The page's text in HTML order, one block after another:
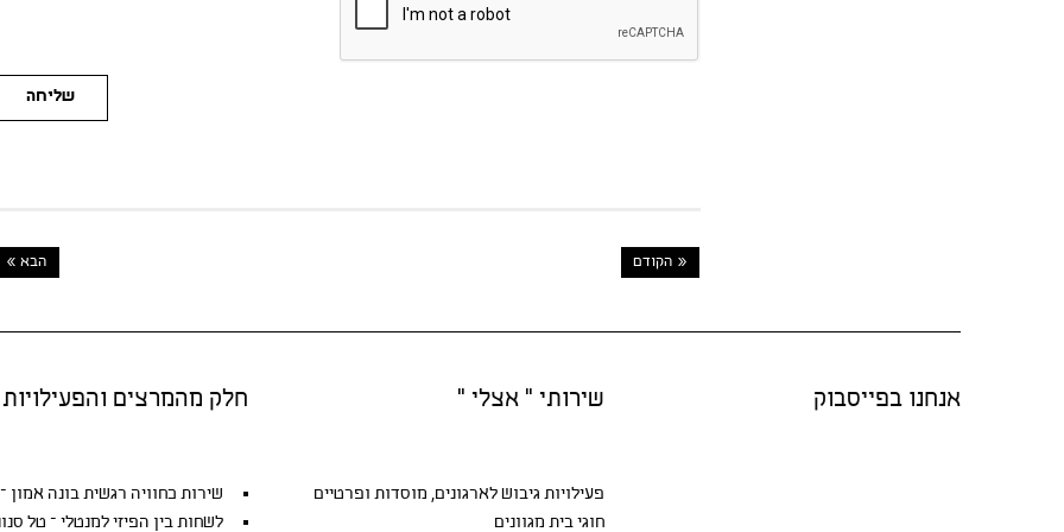
שליחה
« הקודם הבא »
אנחנו בפייסבוק שירותי " אצלי "
פעילויות גיבושלארגונים, מוסדות ופרטיים
חוגי בית מגוונים
חלק מהמרצים והפעילויות
שירות כחוויה רגשית בונה אמון –
לשחות בין הפיזי למנטלי – טל